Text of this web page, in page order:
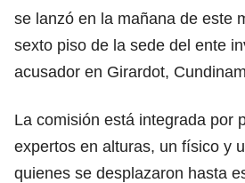
se lanzó en la mañana de este
sexto piso de la sede del ente
acusador en Girardot,
La comisión está integrada por
expertos en alturas, un físico y
quienes se desplazaron hasta